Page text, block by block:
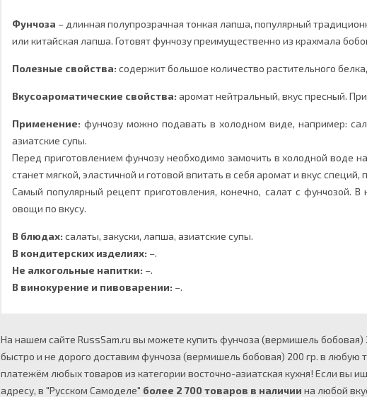
Фунчоза – длинная полупрозрачная тонкая лапша, популярный
или китайская лапша. Готовят фунчозу преимущественно из крахмала
Полезные свойства: содержит большое количество растительного
Вкусоароматические свойства: аромат нейтральный, вкус пресный.
Применение: фунчозу можно подавать в холодном виде, например:
азиатские супы.
Перед приготовлением фунчозу необходимо замочить в холодной воде
станет мягкой, эластичной и готовой впитать в себя аромат и вкус специй,
Самый популярный рецепт приготовления, конечно, салат с фунчозой.
овощи по вкусу.
В блюдах: салаты, закуски, лапша, азиатские супы.
В кондитерских изделиях: –.
Не алкогольные напитки: –.
В винокурение и пивоварении: –.
На нашем сайте RussSam.ru вы можете купить фунчоза (вермишель бобовая)
быстро и не дорого доставим фунчоза (вермишель бобовая) 200 гр. в любую
платежём любых товаров из категории восточно-азиатская кухня! Если вы
адресу, в "Русском Самоделе" более 2 700 товаров в наличии на любой